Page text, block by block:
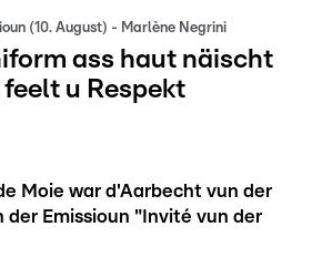
(10. August) - Marlène Negrini
ass haut näischt
u Respekt
Moie war d'Aarbecht vun der
der Emissioun "Invité vun der